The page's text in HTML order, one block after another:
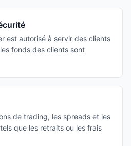
est autorisé à servir des clients
fonds des clients sont
de trading, les spreads et les
que les retraits ou les frais